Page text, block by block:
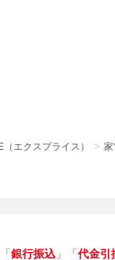
エクスプライス）
銀行振込 」「 代金引